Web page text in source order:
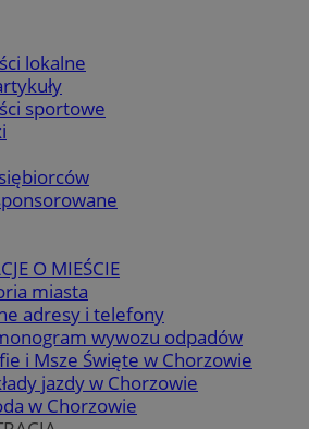
lokalne
sportowe
O MIEŚCIE
miasta
adresy i telefony
wywozu odpadów
i Msze Święte w Chorzowie
jazdy w Chorzowie
w Chorzowie